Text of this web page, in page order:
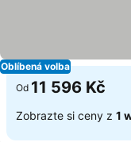
Oblíbená volba
Od 11 596 Kč
Zobrazte si ceny z 1